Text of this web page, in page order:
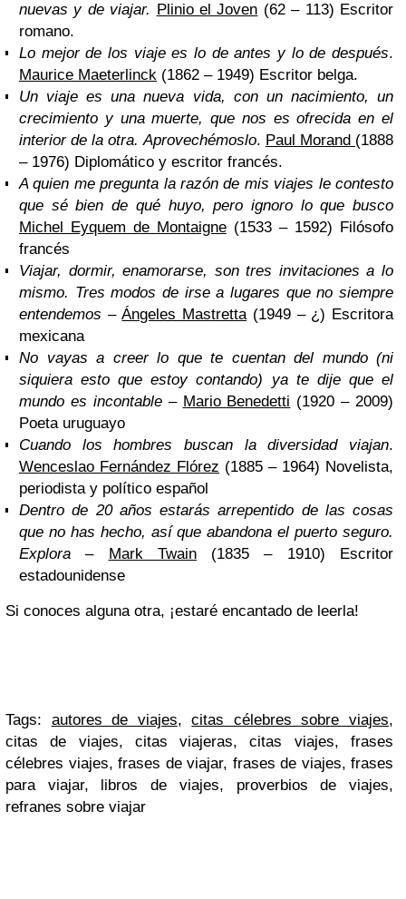
nuevas y de viajar. Plinio el Joven (62 – 113) Escritor
romano.
Lo mejor de los viaje es lo de antes y lo de después.
Maurice Maeterlinck (1862 – 1949) Escritor belga.
Un viaje es una nueva vida, con un nacimiento, un
crecimiento y una muerte, que nos es ofrecida en el
interior de la otra. Aprovechémoslo. Paul Morand (1888
– 1976) Diplomático y escritor francés.
A quien me pregunta la razón de mis viajes le contesto
que sé bien de qué huyo, pero ignoro lo que busco
Michel Eyquem de Montaigne (1533 – 1592) Filósofo
francés
Viajar, dormir, enamorarse, son tres invitaciones a lo
mismo. Tres modos de irse a lugares que no siempre
entendemos –Ángeles Mastretta(1949 – ¿) Escritora
mexicana
No vayas a creer lo que te cuentan del mundo (ni
siquiera esto que estoy contando) ya te dije que el
mundo es incontable– Mario Benedetti (1920 – 2009)
Poeta uruguayo
Cuando los hombres buscan la diversidad viajan.
Wenceslao Fernández Flórez (1885 – 1964) Novelista,
periodista y político español
Dentro de 20 años estarás arrepentido de las cosas
que no has hecho, así que abandona el puerto seguro.
Explora – Mark Twain(1835 – 1910) Escritor
estadounidense
Si conoces alguna otra, ¡estaré encantado de leerla!
Tags: autores de viajes,citas célebres sobre viajes,
citas de viajes, citas viajeras, citas viajes, frases
célebres viajes, frases de viajar, frases de viajes, frases
para viajar, libros de viajes, proverbios de viajes,
refranes sobre viajar